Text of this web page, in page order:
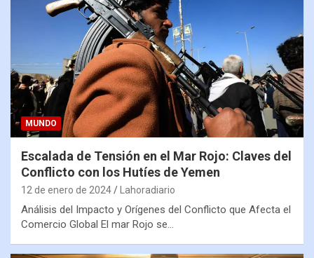
MUNDO
Escalada de Tensión en el Mar Rojo: Claves del
Conflicto con los Hutíes de Yemen
12 de enero de 2024 Lahoradiario
Análisis del Impacto y Orígenes del Conflicto que Afecta el
Comercio Global El mar Rojo se…